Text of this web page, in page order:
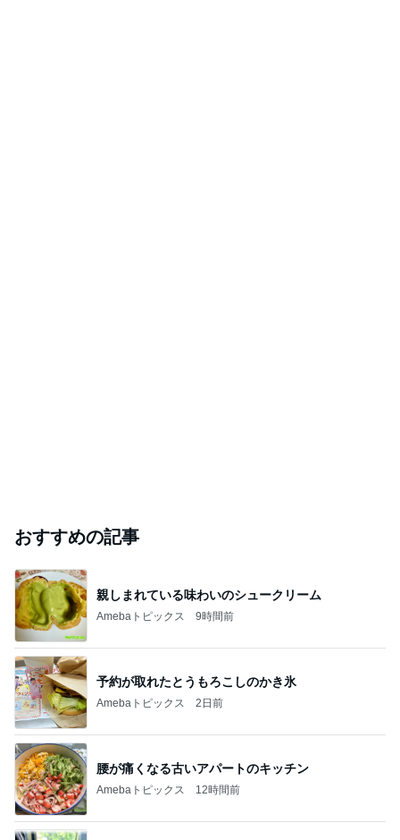
おすすめの記事
親しまれている味わいのシュークリーム
Amebaトピックス 9時間前
予約が取れたとうもろこしのかき氷
Amebaトピックス 2日前
腰が痛くなる古いアパートのキッチン
Amebaトピックス 12時間前